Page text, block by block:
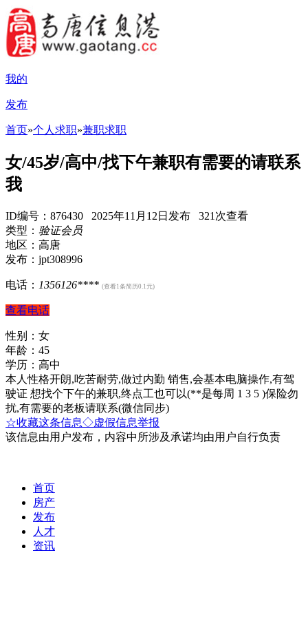
我的
发布
首页»个人求职»兼职求职
女/45岁/高中/找下午兼职有需要的请联系
我
ID编号：876430 2025年11月12日发布 321次查看
类型： 验证会员
地区：高唐
发布：jpt308996
电话： 1356126**** (查看1条简历0.1元)
查看电话
性别：女
年龄：45
学历：高中
本人性格开朗,吃苦耐劳,做过内勤 销售,会基本电脑操作,有驾
驶证 想找个下午的兼职,终点工也可以(**是每周 1 3 5 )保险勿
扰,有需要的老板请联系(微信同步)
☆收藏这条信息◇虚假信息举报
该信息由用户发布，内容中所涉及承诺均由用户自行负责
首页
房产
发布
人才
资讯